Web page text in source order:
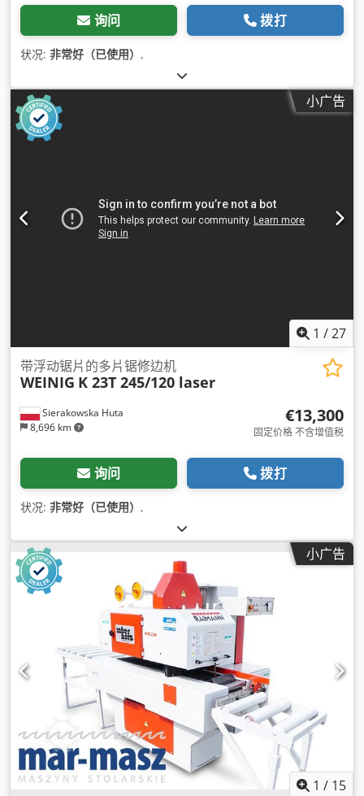
询问 拨打
状况: 非常好（已使用） ,
小广告
1 /27
Sierakowska Huta
8,696 km
带浮动锯片的多片锯修边机
WEINIG K 23T 245/120 laser
€13,300
固定价格 不含增值税
询问 拨打
状况: 非常好（已使用） ,
小广告
1 / 15